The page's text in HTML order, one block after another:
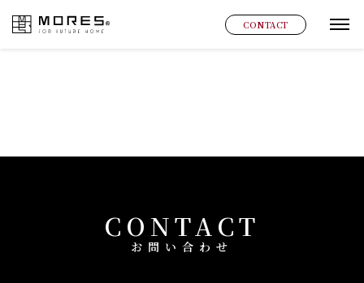
MORES CONTACT グ
CONTACT
お問い合わせ